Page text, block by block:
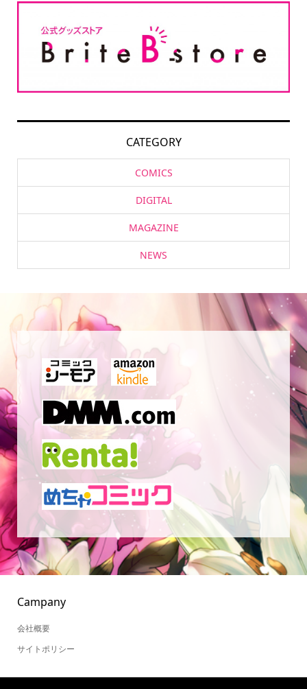
CATEGORY
COMICS
DIGITAL
MAGAZINE
NEWS
Campany
会社概要
サイトポリシー